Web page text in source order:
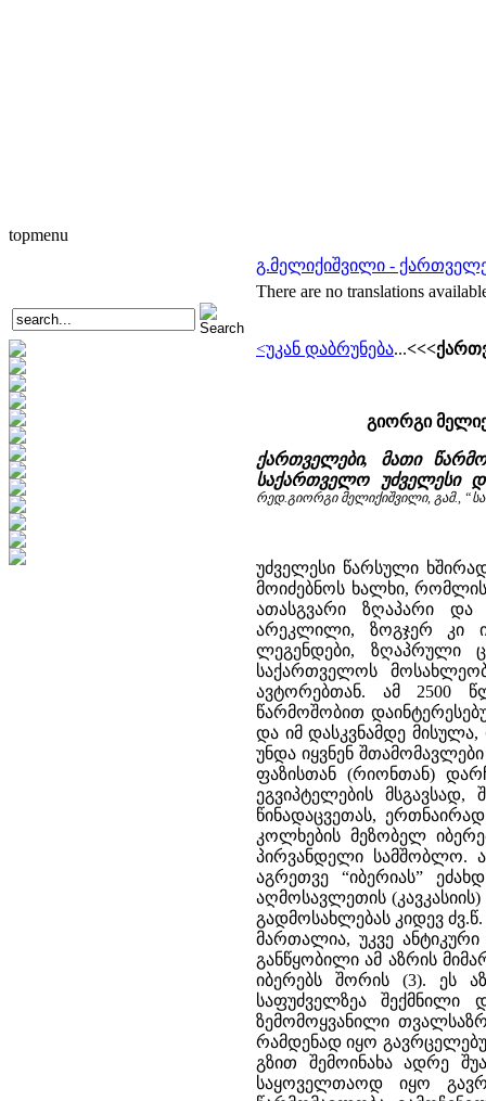
topmenu
გ.მელიქიშვილი -
There are no translations
<უკან დაბრუნება...
გიორგი
ქართველები, მათი
საქართველო უძველესი
რედ.გიორგი მელიქიშვილი, გამ.,
უძველესი წარსული
მოიძებნოს ხალხი,
ათასგვარი ზღაპარი
არეკლილი, ზოგჯერ კი
ლეგენდები, ზღაპრული
საქართველოს
ავტორებთან. ამ 2500
წარმოშობით
და იმ დასკვნამდე
უნდა იყვნენ
ფაზისთან (რიონთან)
ეგვიპტელების მსგავსად,
წინადაცვეთას,
კოლხების მეზობელ
პირვანდელი სამშობლო.
აგრეთვე “იბერიას”
აღმოსავლეთის
გადმოსახლებას კიდევ
მართალია, უკვე
განწყობილი ამ აზრის
იბერებს შორის (3). ეს
საფუძველზეა
ზემომოყვანილი
რამდენად იყო
გზით შემოინახა ადრე
საყოველთაოდ იყო